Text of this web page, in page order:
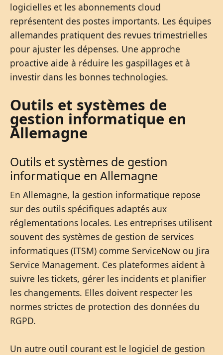
logicielles et les abonnements cloud
représentent des postes importants. Les équipes
allemandes pratiquent des revues trimestrielles
pour ajuster les dépenses. Une approche
proactive aide à réduire les gaspillages et à
investir dans les bonnes technologies.
Outils et systèmes de
gestion informatique en
Allemagne
Outils et systèmes de gestion
informatique en Allemagne
En Allemagne, la gestion informatique repose
sur des outils spécifiques adaptés aux
réglementations locales. Les entreprises utilisent
souvent des systèmes de gestion de services
informatiques (ITSM) comme ServiceNow ou Jira
Service Management. Ces plateformes aident à
suivre les tickets, gérer les incidents et planifier
les changements. Elles doivent respecter les
normes strictes de protection des données du
RGPD.
Un autre outil courant est le logiciel de gestion